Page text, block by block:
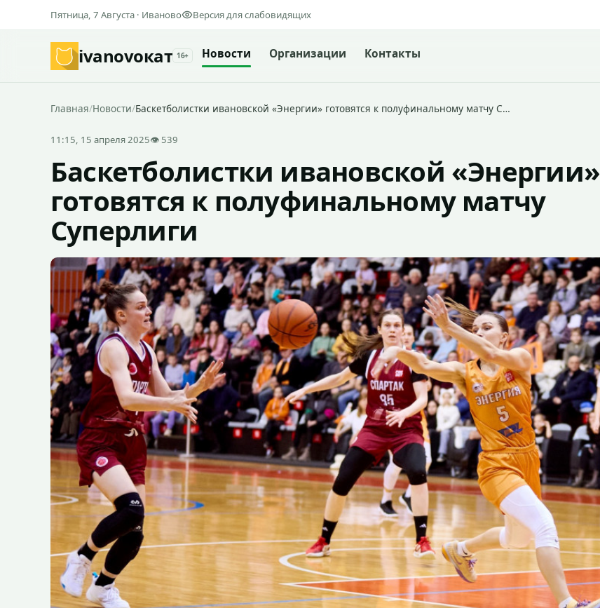
Пятница, 7 Августа · Иваново Версия для слабовидящих
ivanovoкат 16+ Новости Организации Контакты
Главная/Новости/Баскетболистки ивановской «Энергии» готовятся к полуфинальному матчу С…
11:15, 15 апреля 2025👁 539
Баскетболистки ивановской «Энергии»
готовятся к полуфинальному матчу
Суперлиги